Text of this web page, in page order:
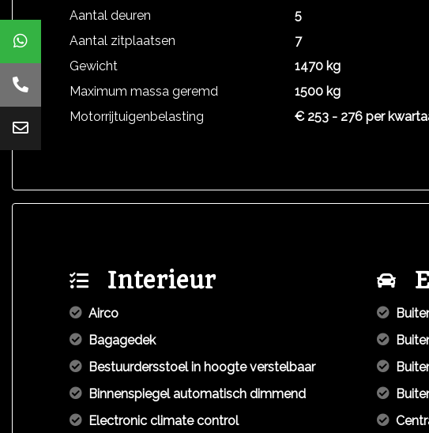
Aantal deuren
5
Aantal zitplaatsen
7
Gewicht
1470 kg
Maximum massa geremd
1500 kg
Motorrijtuigenbelasting
€ 253 - 276 per
Interieur
Airco
Bagagedek
Bestuurdersstoel in hoogte verstelbaar
Binnenspiegel automatisch dimmend
Electronic climate control